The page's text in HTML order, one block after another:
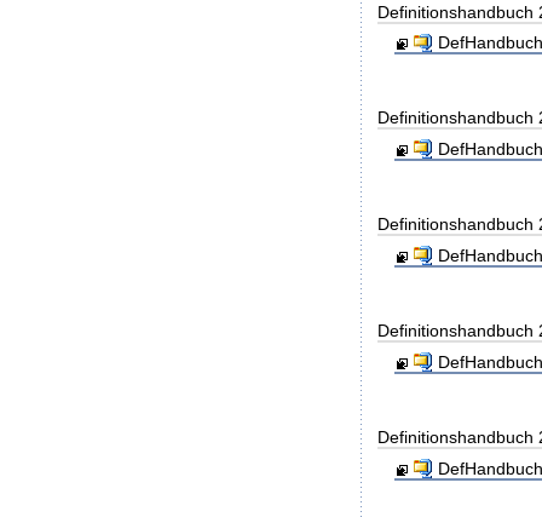
Definitionshandbuch
Definitionshandbuch
Definitionshandbuch
Definitionshandbuch
Definitionshandbuch